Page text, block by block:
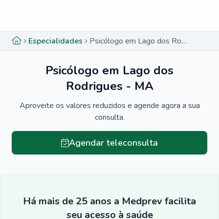
Especialidades Psicólogo em Lago dos Rodrigues - MA
Psicólogo em Lago dos
Rodrigues - MA
Aproveite os valores reduzidos e agende agora a sua
consulta.
Agendar teleconsulta
Há mais de 25 anos a Medprev facilita
seu acesso à saúde